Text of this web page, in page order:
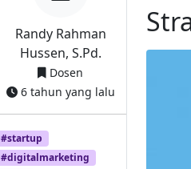
Randy Rahman
Hussen, S.Pd.
Dosen
6 tahun yang lalu
#startup
#digitalmarketing